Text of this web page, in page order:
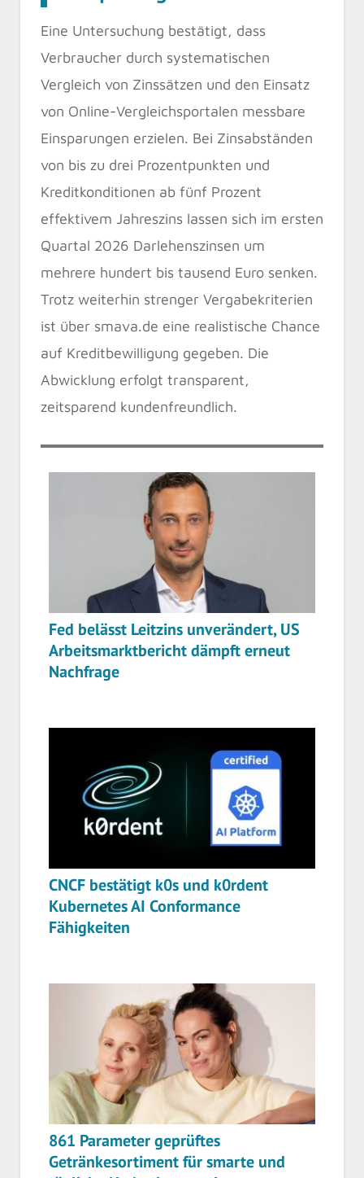
Eine Untersuchung bestätigt, dass
Verbraucher durch systematischen
Vergleich von Zinssätzen und den Einsatz
von Online-Vergleichsportalen messbare
Einsparungen erzielen. Bei Zinsabständen
von bis zu drei Prozentpunkten und
Kreditkonditionen ab fünf Prozent
effektivem Jahreszins lassen sich im ersten
Quartal 2026 Darlehenszinsen um
mehrere hundert bis tausend Euro senken.
Trotz weiterhin strenger Vergabekriterien
ist über smava.de eine realistische Chance
auf Kreditbewilligung gegeben. Die
Abwicklung erfolgt transparent,
zeitsparend kundenfreundlich.
Fed belässt Leitzins unverändert, US
Arbeitsmarktbericht dämpft erneut
Nachfrage
CNCF bestätigt k0s und k0rdent
Kubernetes AI Conformance
Fähigkeiten
861 Parameter geprüftes
Getränkesortiment für smarte und